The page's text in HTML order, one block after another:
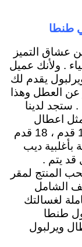
طنطا
عشاق التميز
. ولأنك عميل
يقدم لك
عن العطل وهذا
. ستجد لدينا
اعطال
البوتاجاز او اعطال ثلاجات 14 قدم ، 16 قدم ، 18 قدم
بأغلبية ديب
قد يتم .
المنتج لمقر
الشامل
لغسالتك
طنطا
ويرلبول